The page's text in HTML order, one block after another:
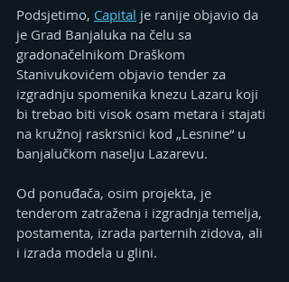
Podsjetimo, Capital je ranije objavio da
je Grad Banjaluka na čelu sa
gradonačelnikom Draškom
Stanivukovićem objavio tender za
izgradnju spomenika knezu Lazaru koji
bi trebao biti visok osam metara i stajati
na kružnoj raskrsnici kod „Lesnine“ u
banjalučkom naselju Lazarevu.
Od ponuđača, osim projekta, je
tenderom zatražena i izgradnja temelja,
postamenta, izrada parternih zidova, ali
i izrada modela u glini.